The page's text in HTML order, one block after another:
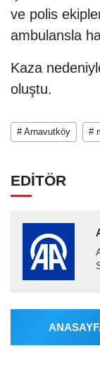
ve polis
ambulansla
Kaza
oluştu.
# Arnavutköy #
EDİTÖR